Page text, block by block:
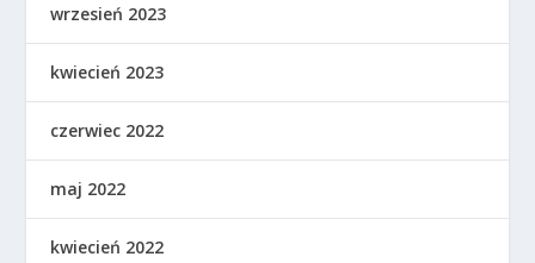
wrzesień 2023
kwiecień 2023
czerwiec 2022
maj 2022
kwiecień 2022